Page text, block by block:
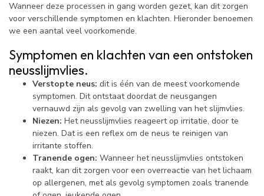
Wanneer deze processen in gang worden gezet, kan dit zorgen
voor verschillende symptomen en klachten. Hieronder benoemen
we een aantal veel voorkomende.
Symptomen en klachten van een ontstoken
neusslijmvlies.
Verstopte neus: dit is één van de meest voorkomende
symptomen. Dit ontstaat doordat de neusgangen
vernauwd zijn als gevolg van zwelling van het slijmvlies.
Niezen: Het neusslijmvlies reageert op irritatie, door te
niezen. Dat is een reflex om de neus te reinigen van
irritante stoffen.
Tranende ogen: Wanneer het neusslijmvlies ontstoken
raakt, kan dit zorgen voor een overreactie van het lichaam
op allergenen, met als gevolg symptomen zoals tranende